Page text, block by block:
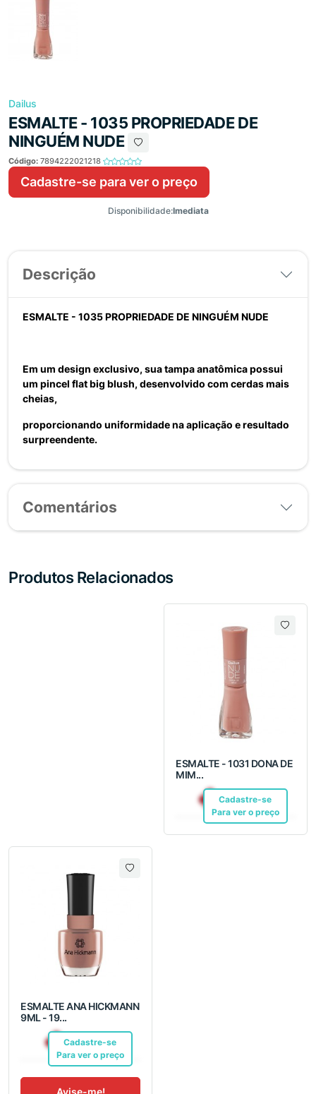
Dailus
ESMALTE - 1035 PROPRIEDADE DE
NINGUÉM NUDE
Código: 7894222021218
Cadastre-se para ver o preço
Disponibilidade:Imediata
Descrição
ESMALTE - 1035 PROPRIEDADE DE NINGUÉM NUDE
Em um design exclusivo, sua tampa anatômica possui
um pincel flat big blush, desenvolvido com cerdas mais
cheias,
proporcionando uniformidade na aplicação e resultado
surpreendente.
Comentários
Produtos Relacionados
ESMALTE - 1031 DONA DE
MIM...
Cadastre-se
Para ver o preço
R$ 12,10Pix
ESMALTE ANA HICKMANN
9ML - 19...
Cadastre-se
Para ver o preço
R$ 7,04Pix